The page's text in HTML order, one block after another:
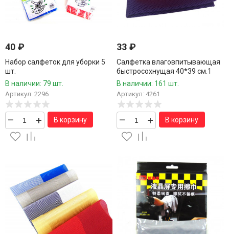
40 ₽
Набор салфеток для уборки 5
шт.
В наличии: 79 шт.
Артикул: 2296
– + В корзину
33₽
Салфетка влаговпитывающая
быстросохнущая 40*39 см.1
шт./180 шт.коробка/
В наличии: 161 шт.
Артикул: 4261
– + В корзину